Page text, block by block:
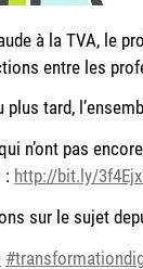
à la TVA, le
entre les
plus tard,
n’ont pas
: http://bit.ly/
sur le sujet